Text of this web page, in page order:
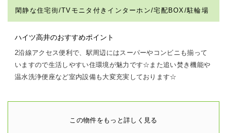
閑静な住宅街/TVモニタ付きインターホン/宅配BOX/駐輪場
ハイツ高井のおすすめポイント
2沿線アクセス便利で、駅周辺にはスーパーやコンビニも揃って
いますので生活しやすい住環境が魅力です☆また追い焚き機能や
温水洗浄便座など室内設備も大変充実しております☆
この物件をもっと詳しく見る